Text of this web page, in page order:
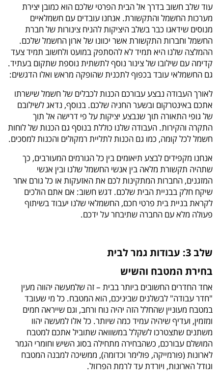
עוד שלב חשוב בדרך אל הבית הפרטי שלכם הוא כמובן יצירת
מערכות החשמל והתקשורת. אנחנו עובדים עם חשמלאיים
מנוסים שידאגו כבר בשלב היציקות להניח צינורות של חברת
החשמל וחברות התקשורת אשר יכוונו של ארון החשמל שלכם.
ההמלצה שלנו היא תמיד לא להסתפק במועט ולחשוב תמיד צעד
קדימה עם שילובו של צינור נוסף לתשתית נוספת שתקום בעתיד.
גם החשמלאי עובד בכפוף לתכנית שהופקה מראש ואלו הדגשים:
לאורך העבודה נבצע עבורכם הכנות לכבלים של חשמל שישרתו
אתכם באינטרקום ובשער החניה שלכם. בנוסף, נדאג לשילובם
של גופי התאורה תוך שנבצע יציקות על פי דרישה אל תוך
התקרה והקירות. העבודה שלנו כוללת בנוסף גם הכנות של לוחות
חשמל לכל קומה, כמו גם הכנות לתליית רמקולים והכנות למסכים.
אנחנו מקפידים לבצע תיאומים בין כל הגורמים המעורבים, כך
שתהיה תקשורת מלאה בין אנשי החשמל שלנו ובין אנשי
המזגנים, החברות המתקינות לכם את האזעקות או כל גורם אחר
שיקח חלק בבניית הבית שלכם. דגש חשוב: אם אתם הולכים
לקראת בניית בית פרטי חכם, החשמלאי שלנו יעבוד בשיתוף
פעולה מלא עם החברה שתיבחר על ידכם.
שלב 3: עבודות גמר לבית
בחירת המטבח והשיש
אחד החדרים החשובים ביותר בבית – זה שלמעשה יהווה מעין
"חדר עבודה" לבשלנים שביניכם, הוא המטבח. כל מי שעובד
במטבח מעוניין שהחלל הזה יהיה נוח ורחב, וגם שייראה חמים
ומזמין, ועדיף שיהיה עמיד כמה שיותר. כל אלו למעשה יהוו
משתנים שתצטרכו לשקלל במשוואה שתוביל אתכם למטבח
המושלם עבורכם, כשהבחירה מתחילה בסוג השיש וחומרי הגמר
לארונות (פורמייקה, פולימר וכדומה), ממשיכה למבנה המטבח
וגודל הארונות, ויורדת עד לרמת הפרזול.